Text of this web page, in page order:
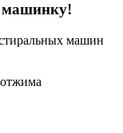
машинку!
машин